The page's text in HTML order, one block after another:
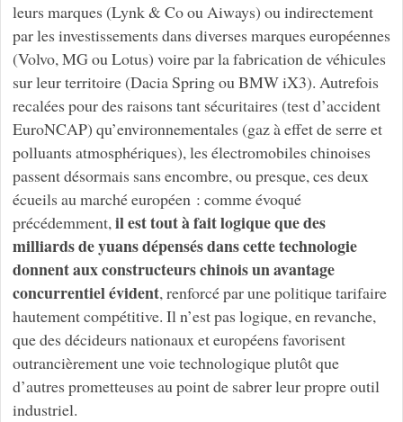
leurs marques (Lynk & Co ou Aiways) ou indirectement
par les investissements dans diverses marques européennes
(Volvo, MG ou Lotus) voire par la fabrication de véhicules
sur leur territoire (Dacia Spring ou BMW iX3). Autrefois
recalées pour des raisons tant sécuritaires (test d’accident
EuroNCAP) qu’environnementales (gaz à effet de serre et
polluants atmosphériques), les électromobiles chinoises
passent désormais sans encombre, ou presque, ces deux
écueils au marché européen : comme évoqué
précédemment,il est tout à fait logique que des
milliards de yuans dépensés dans cette technologie
donnent aux constructeurs chinois un avantage
concurrentiel évident, renforcé par une politique tarifaire
hautement compétitive. Il n’est pas logique, en revanche,
que des décideurs nationaux et européens favorisent
outrancièrement une voie technologique plutôt que
d’autres prometteuses au point de sabrer leur propre outil
industriel.